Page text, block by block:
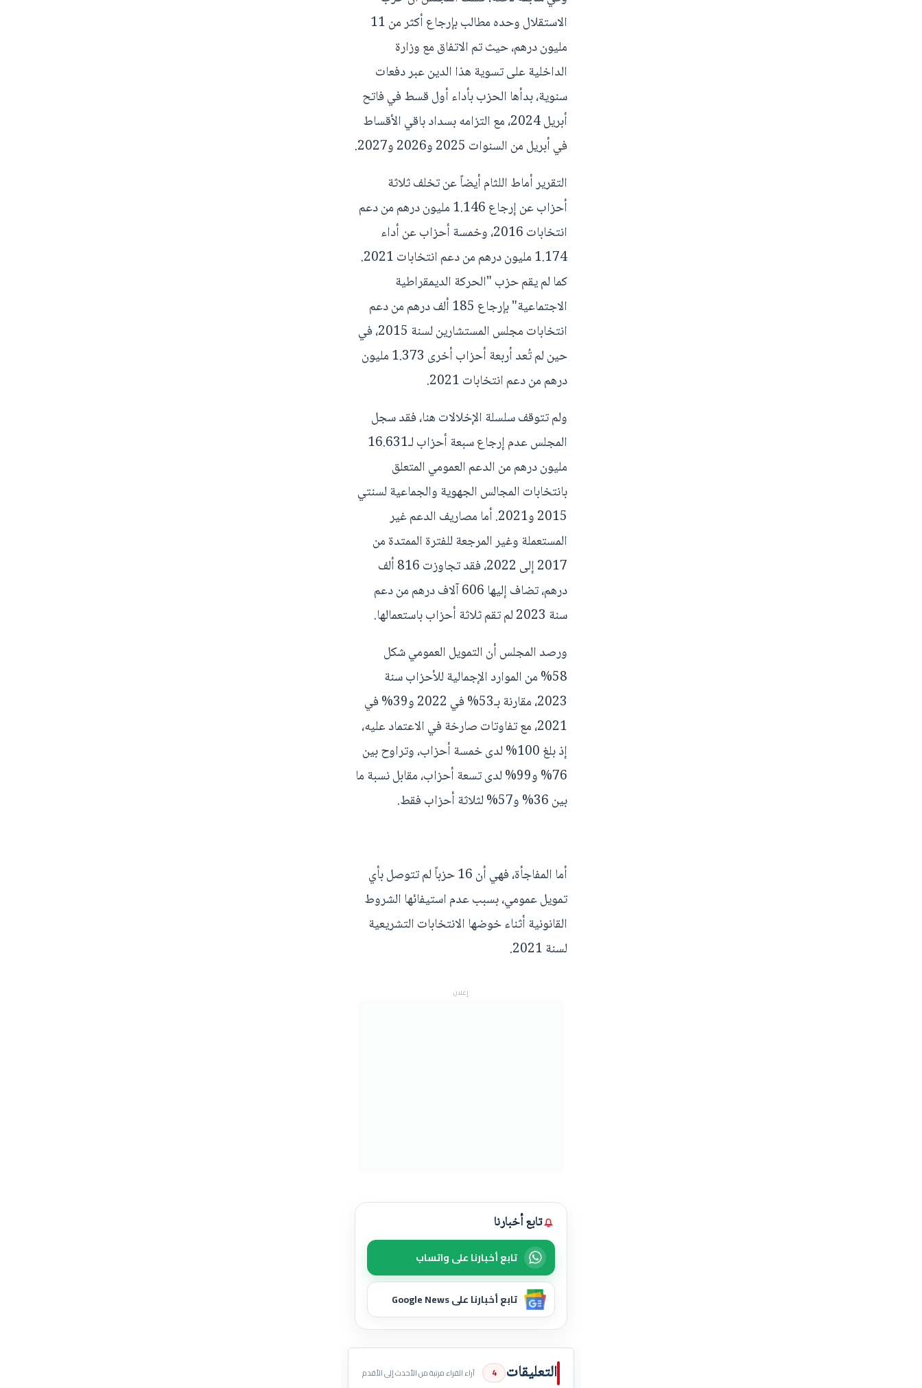
الاستقلال وحده مطالب بإرجاع أكثر من 11
مليون درهم، حيث تم الاتفاق مع وزارة
الداخلية على تسوية هذا الدين عبر دفعات
سنوية، بدأها الحزب بأداء أول قسط في فاتح
أبريل 2024، مع التزامه بسداد باقي الأقساط
في أبريل من السنوات 2025 و2026 و2027.
التقرير أماط اللثام أيضاً عن تخلف ثلاثة
أحزاب عن إرجاع 1.146 مليون درهم من دعم
انتخابات 2016، وخمسة أحزاب عن أداء
1.174 مليون درهم من دعم انتخابات 2021.
كما لم يقم حزب "الحركة الديمقراطية
الاجتماعية" بإرجاع 185 ألف درهم من دعم
انتخابات مجلس المستشارين لسنة 2015، في
حين لم تُعد أربعة أحزاب أخرى 1.373 مليون
درهم من دعم انتخابات 2021.
ولم تتوقف سلسلة الإخلالات هنا، فقد سجل
المجلس عدم إرجاع سبعة أحزاب لـ16.631
مليون درهم من الدعم العمومي المتعلق
بانتخابات المجالس الجهوية والجماعية لسنتي
2015 و2021. أما مصاريف الدعم غير
المستعملة وغير المرجعة للفترة الممتدة من
2017 إلى 2022، فقد تجاوزت 816 ألف
درهم، تضاف إليها 606 آلاف درهم من دعم
سنة 2023 لم تقم ثلاثة أحزاب باستعمالها.
ورصد المجلس أن التمويل العمومي شكل
58% من الموارد الإجمالية للأحزاب سنة
2023، مقارنة بـ53% في 2022 و39% في
2021، مع تفاوتات صارخة في الاعتماد عليه،
إذ بلغ 100% لدى خمسة أحزاب، وتراوح بين
76% و99% لدى تسعة أحزاب، مقابل نسبة ما
بين 36% و57% لثلاثة أحزاب فقط.
أما المفاجأة، فهي أن 16 حزباً لم تتوصل بأي
تمويل عمومي، بسبب عدم استيفائها الشروط
القانونية أثناء خوضها الانتخابات التشريعية
لسنة 2021.
إعلان
تابع أخبارنا
تابع أخبارنا على واتساب
تابع أخبارنا على Google News
التعليقات 4 آراء القراء مرتبة من الأحدث إلى الأقدم